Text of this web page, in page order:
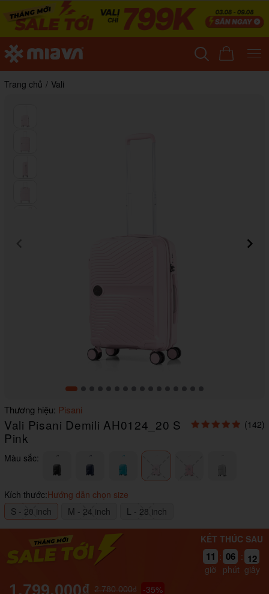
Trang chủ / Vali
Item
1
of
16
Thương hiệu: Pisani
Vali Pisani Demili AH0124_20 S
Pink
(142)
Màu sắc:
Kích thước:Hướng dẫn chọn size
S - 20 inch
M - 24 inch L - 28 inch
KẾT THÚC SAU
11
giờ
: 06
phút
:
11
10
giây
1.799.000₫ 2.780.000₫ -35%